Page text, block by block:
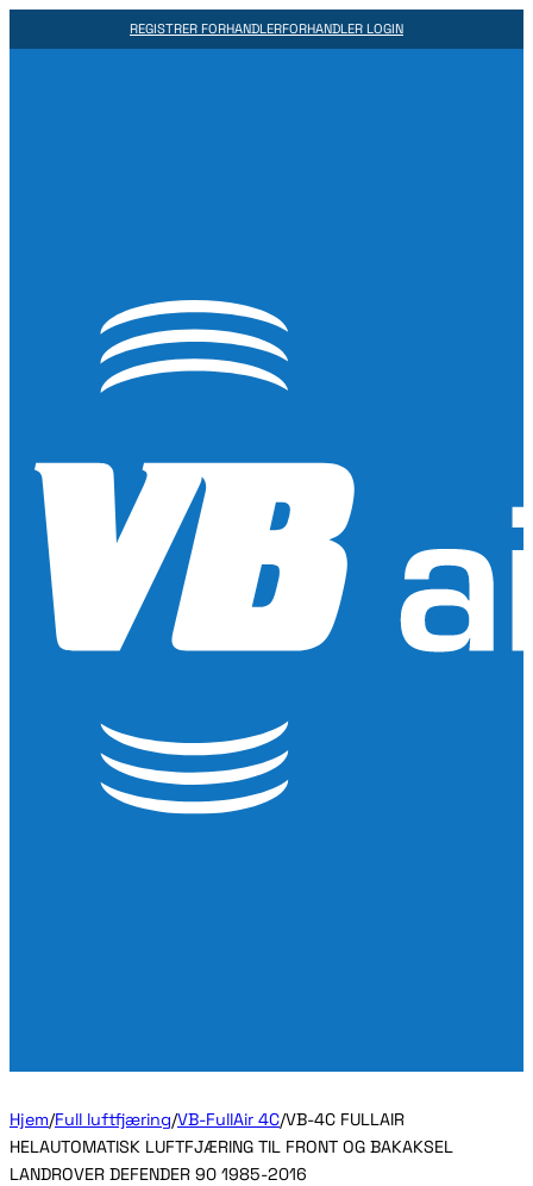
REGISTRER FORHANDLERFORHANDLER LOGIN
Hjem/Full luftfjæring/VB-FullAir 4C/VB-4C FULLAIR
HELAUTOMATISK LUFTFJÆRING TIL FRONT OG BAKAKSEL
LANDROVER DEFENDER 90 1985-2016